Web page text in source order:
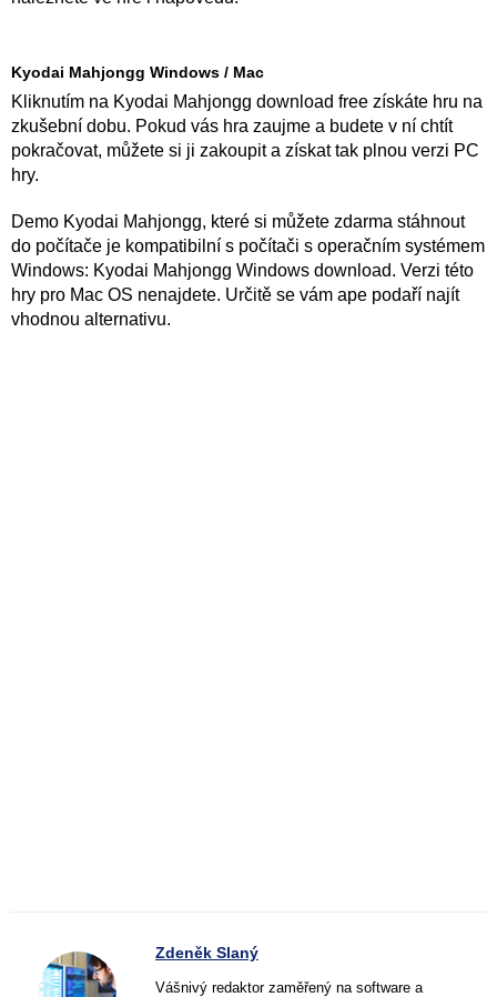
Kyodai Mahjongg Windows / Mac
Kliknutím na Kyodai Mahjongg download free získáte hru na
zkušební dobu. Pokud vás hra zaujme a budete v ní chtít
pokračovat, můžete si ji zakoupit a získat tak plnou verzi PC
hry.
Demo Kyodai Mahjongg, které si můžete zdarma stáhnout
do počítače je kompatibilní s počítači s operačním systémem
Windows: Kyodai Mahjongg Windows download. Verzi této
hry pro Mac OS nenajdete. Určitě se vám ape podaří najít
vhodnou alternativu.
Zdeněk Slaný
Vášnivý redaktor zaměřený na software a